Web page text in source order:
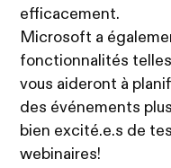
efficacement.
Microsoft a
fonctionnalités
vous aideront à
des événements
bien excité.e.s de
webinaires!